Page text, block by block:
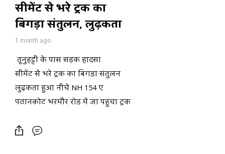
सीमेंट से भरे ट्रक का
बिगड़ा संतुलन, लुढ़कता
हुआ नीचे NH 154 ए
पठानकोट भरमौर रोड में
जा पहुंचा; बाप-बेटा घायल
1 month ago
तूनुहट्टी के पास सड़क हादसा
सीमेंट से भरे ट्रक का बिगड़ा संतुलन
लुढ़कता हुआ नीचे NH 154 ए
पठानकोट भरमौर रोड में जा पहुंचा ट्रक